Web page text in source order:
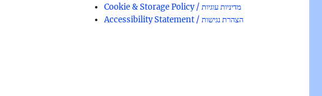
Cookie & Storage Policy / מדיניות עוגיות
Accessibility Statement / הצהרת נגישות